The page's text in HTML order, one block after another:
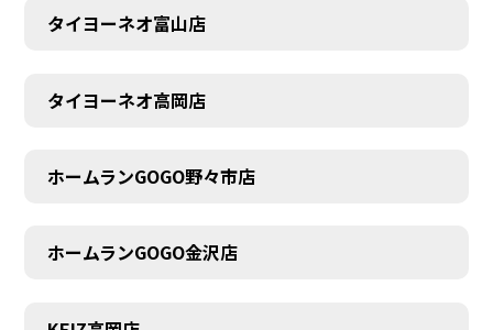
タイヨーネオ富山店
タイヨーネオ高岡店
ホームランGOGO野々市店
ホームランGOGO金沢店